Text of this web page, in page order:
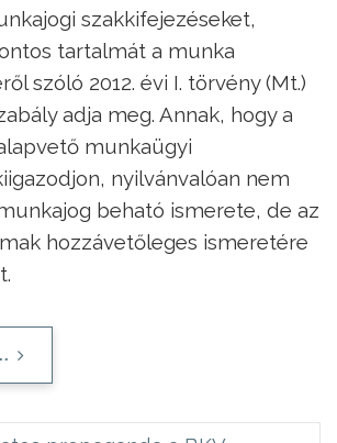
szakkifejezéseket,
tartalmát a munka
szóló 2012. évi I. törvény (Mt.)
adja meg. Annak, hogy a
munkaügyi
nyilvánvalóan nem
beható ismerete, de az
hozzávetőleges ismeretére